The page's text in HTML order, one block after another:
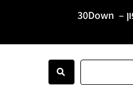
30Down